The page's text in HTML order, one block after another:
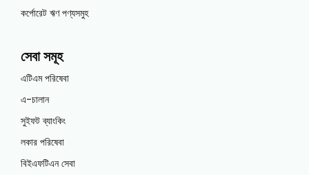
কর্পোরেট ঋণ পণ্যসমুহ
সেবা সমূহ
এটিএম পরিষেবা
এ-চালান
সুইফট ব্যাংকিং
লকার পরিষেবা
বিইএফটিএন সেবা